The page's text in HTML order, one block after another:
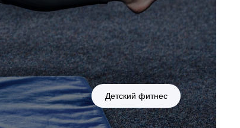
Детский фитнес